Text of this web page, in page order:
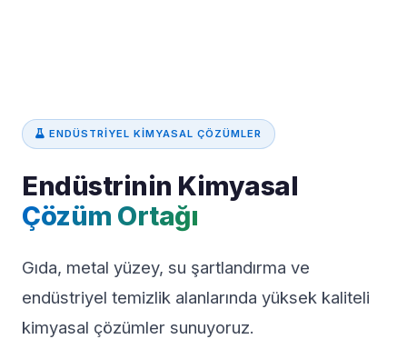
ENDÜSTRIYEL KIMYASAL ÇÖZÜMLER
Endüstrinin Kimyasal
Çözüm Ortağı
Gıda, metal yüzey, su şartlandırma ve
endüstriyel temizlik alanlarında yüksek kaliteli
kimyasal çözümler sunuyoruz.